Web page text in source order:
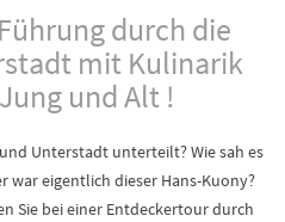
durch die
mit Kulinarik
und Alt !
Unterstadt unterteilt? Wie sah es
war eigentlich dieser Hans-Kuony?
Sie bei einer Entdeckertour durch